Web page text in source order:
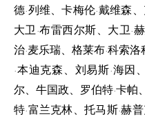
德·列维、卡梅伦·戴维森
大卫·布雷西尔斯、大卫·
治·麦乐瑞、格莱布·科索洛
·本迪克森、刘易斯·海因、
尔、牛国政、罗伯特·卡帕
特·富兰克林、托马斯·赫